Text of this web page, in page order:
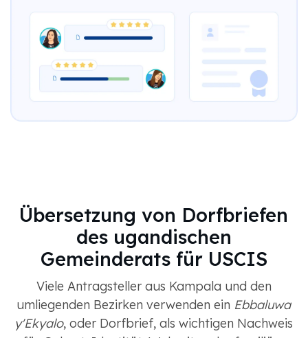
Übersetzung von Dorfbriefen
des ugandischen
Gemeinderats für USCIS
Viele Antragsteller aus Kampala und den
umliegenden Bezirken verwenden ein Ebbaluwa
y'Ekyalo, oder Dorfbrief, als wichtigen Nachweis